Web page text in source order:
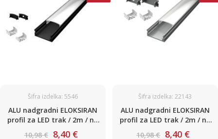
Šifra izdelka: 5546
ALU nadgradni ELOKSIRAN
profil za LED trak / 2m / na
klik / komplet / 17,1 x 8mm /
10,98 € 8,40 €
Šifra izdelka: 22143
ALU nadgradni ELOKSIRAN
profil za LED trak / 2m / na
klik / komplet / 17,1 x 8mm (
10,98 € 8,40 €